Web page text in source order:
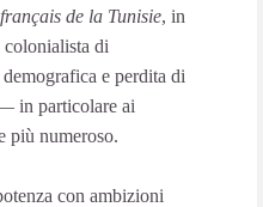
de la Tunisie, in
colonialista di
e perdita di
in particolare ai
più numeroso.
con ambizioni